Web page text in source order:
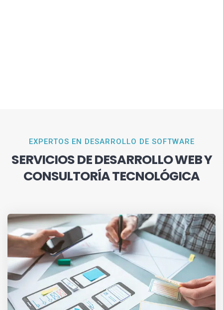
EXPERTOS EN DESARROLLO DE SOFTWARE
SERVICIOS DE DESARROLLO WEB Y
CONSULTORÍA TECNOLÓGICA